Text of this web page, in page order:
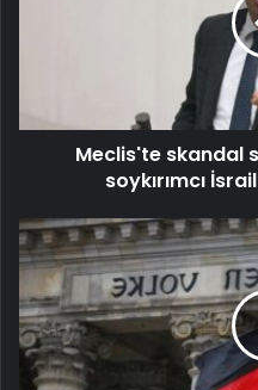
Meclis'te skandal
soykırımcı